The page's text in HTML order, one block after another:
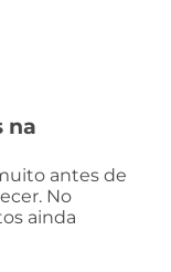
na
antes de
No
ainda